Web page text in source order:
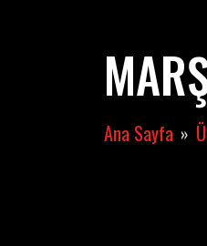
Ana Sayfa